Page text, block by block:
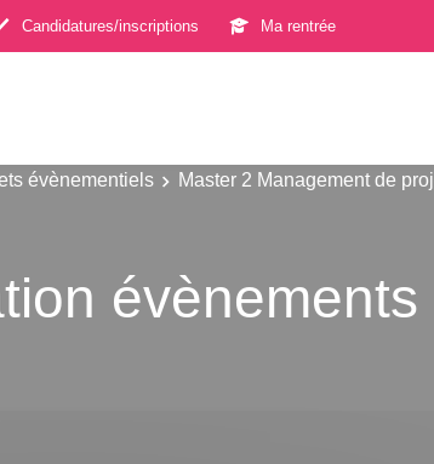
Candidatures/inscriptions Ma rentrée
évènementiels
Master 2 Management de
évènements